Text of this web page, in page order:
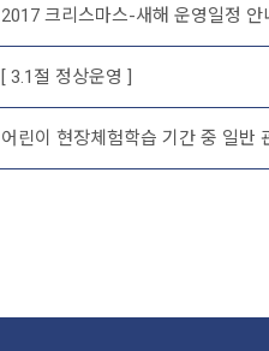
2017 크리스마스-새해 운영일정 안
[ 3.1절 정상운영 ]
어린이 현장체험학습 기간 중 일반